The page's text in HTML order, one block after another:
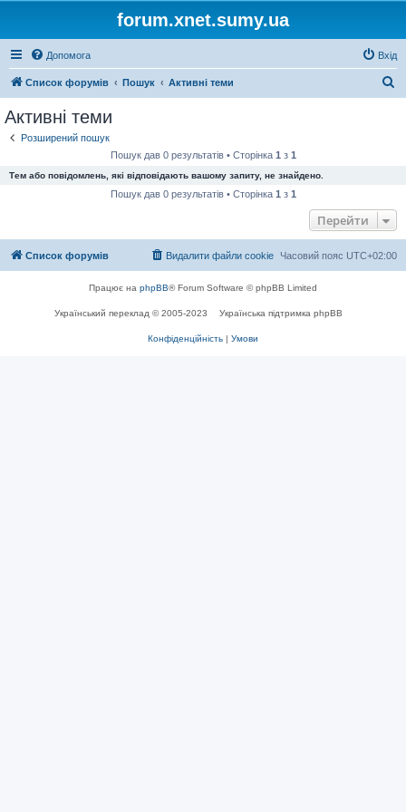
forum.xnet.sumy.ua
Допомога Вхід
Список форумів Пошук Активні теми
Активні теми
Розширений пошук
Пошук дав 0 результатів • Сторінка 1 з 1
Тем або повідомлень, які відповідають вашому запиту, не знайдено.
Пошук дав 0 результатів • Сторінка 1 з 1
Перейти
Список форумів Часовий пояс UTC+02:00
Видалити файли cookie
Працює на phpBB® Forum Software © phpBB Limited
Український переклад © 2005-2023 Українська підтримка phpBB
Конфіденційність | Умови